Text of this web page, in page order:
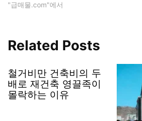
"급매물.com"에서
Related Posts
철거비만 건축비의 두
배로 재건축 영끌족이
몰락하는 이유